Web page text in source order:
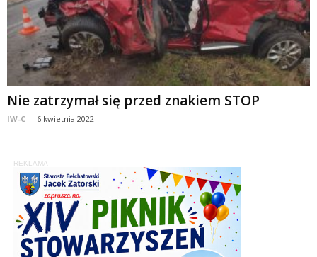
Nie zatrzymał się przed znakiem STOP
IW-C - 6 kwietnia 2022
REKLAMA